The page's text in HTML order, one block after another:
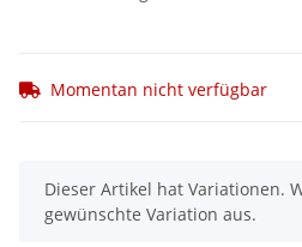
Momentan nicht verfügbar
x
Dieser Artikel hat Variationen.
gewünschte Variation aus.